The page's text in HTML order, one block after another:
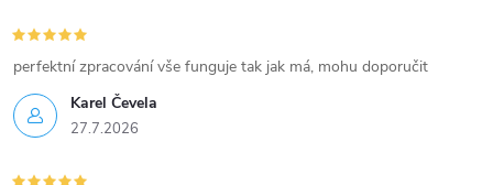
v
ý
p
Karel Čevela
27.7.2026
perfektní zpracování vše funguje tak jak má, mohu doporučit